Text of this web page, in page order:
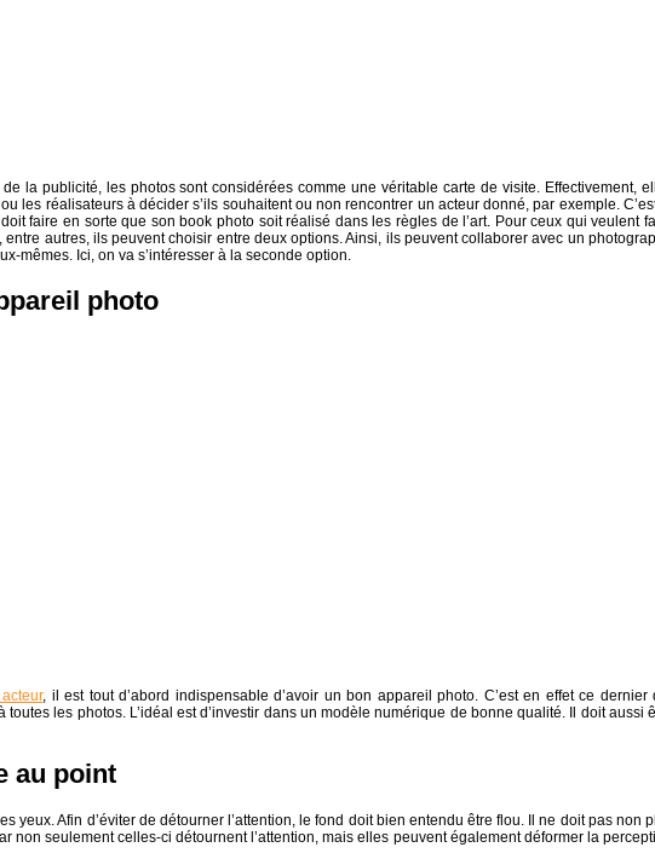
la publicité, les photos sont considérées comme une véritable carte de visite. Effectivement,
les réalisateurs à décider s’ils souhaitent ou non rencontrer un acteur donné, par exemple.
faire en sorte que son book photo soit réalisé dans les règles de l’art. Pour ceux qui veulent
entre autres, ils peuvent choisir entre deux options. Ainsi, ils peuvent collaborer avec un
mêmes. Ici, on va s’intéresser à la seconde option.
photo
, il est tout d’abord indispensable d’avoir un bon appareil photo. C’est en effet ce dernier
les photos. L’idéal est d’investir dans un modèle numérique de bonne qualité. Il doit aussi
au point
yeux. Afin d’éviter de détourner l’attention, le fond doit bien entendu être flou. Il ne doit pas non
non seulement celles-ci détournent l’attention, mais elles peuvent également déformer la